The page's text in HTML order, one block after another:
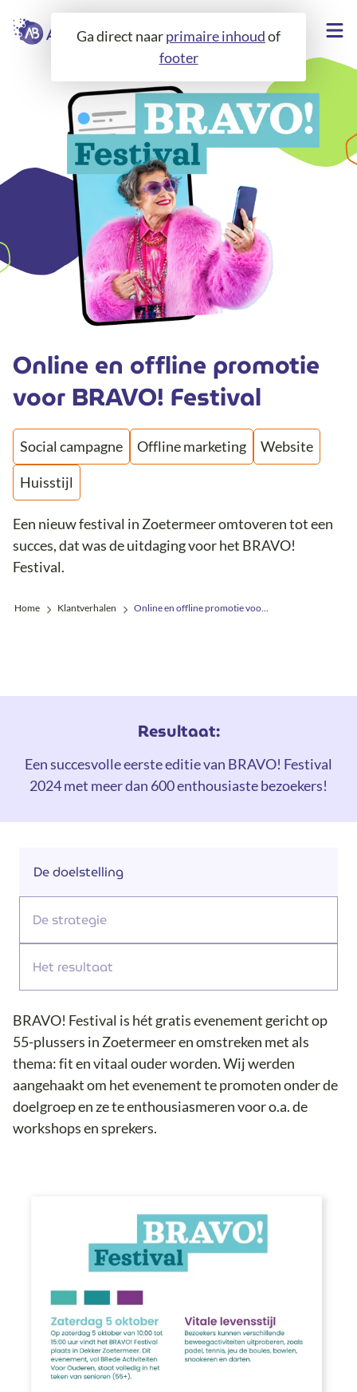
Ga direct naarprimaire inhoudof
footer
Online en offline promotie
voor BRAVO! Festival
Social campagne Offline marketing Website
Huisstijl
Een nieuw festival in Zoetermeer omtoveren tot een
succes, dat was de uitdaging voor het BRAVO!
Festival.
Home Klantverhalen Online en offline promotie voor BRAVO! Festival
Resultaat:
Een succesvolle eerste editie van BRAVO! Festival
2024 met meer dan 600 enthousiaste bezoekers!
De doelstelling
De strategie
Het resultaat
BRAVO! Festival is hét gratis evenement gericht op
55-plussers in Zoetermeer en omstreken met als
thema: fit en vitaal ouder worden. Wij werden
aangehaakt om het evenement te promoten onder de
doelgroep en ze te enthousiasmeren voor o.a. de
workshops en sprekers.